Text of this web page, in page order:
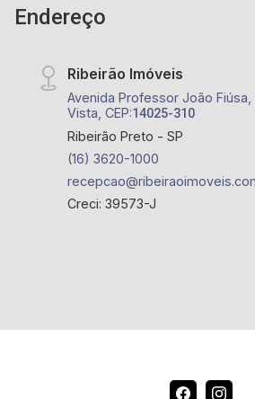
Tereza.
Endereço
Ribeirão Imóveis
Avenida Professor João Fiúsa,
Vista, CEP:14025-310
Ribeirão Preto - SP
(16) 3620-1000
Creci: 39573-J